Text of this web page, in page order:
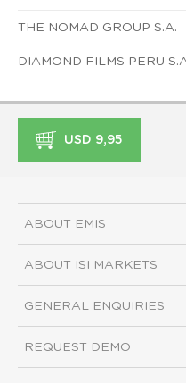
THE NOMAD GROUP S.A.
DIAMOND FILMS PERU
USD 9,95
ABOUT EMIS
ABOUT ISI MARKETS
GENERAL ENQUIRIES
REQUEST DEMO